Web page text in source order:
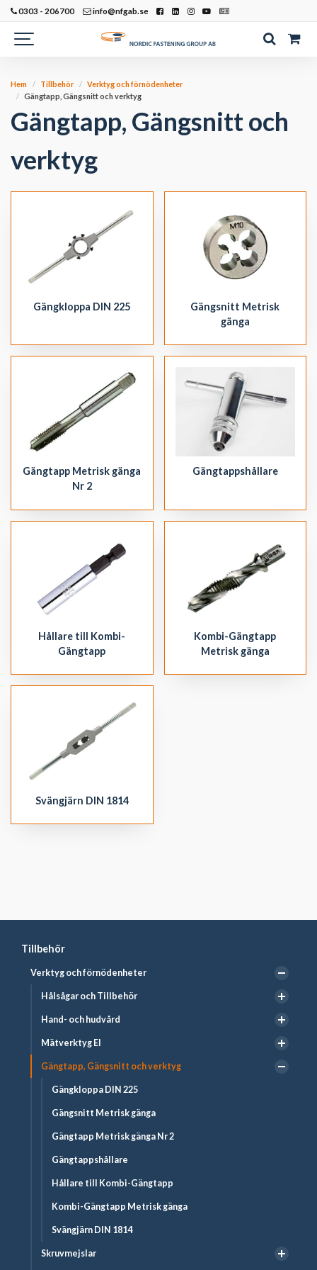
0303 - 206700 info@nfgab.se
Tillbehör
Verktyg och förnödenheter
Hålsågar och Tillbehör
Hand- och hudvård
Mätverktyg El
Gängtapp, Gängsnitt och verktyg
Gängkloppa DIN 225
Gängsnitt Metrisk gänga
Gängtapp Metrisk gänga Nr 2
Gängtappshållare
Hållare till Kombi-Gängtapp
Kombi-Gängtapp Metrisk gänga
Svängjärn DIN 1814
Skruvmejslar
Hem Tillbehör
Verktyg och förnödenheter
Gängtapp, Gängsnitt och verktyg
Gängtapp, Gängsnitt och
verktyg
Gängkloppa DIN 225
Gängsnitt Metrisk
gänga
Gängtapp Metrisk gänga
Nr 2
Gängtappshållare
Hållare till Kombi-
Gängtapp
Kombi-Gängtapp
Metrisk gänga
Svängjärn DIN 1814